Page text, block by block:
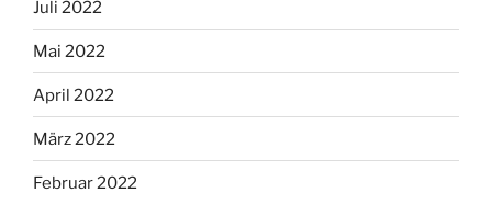
Juli 2022
Mai 2022
April 2022
März 2022
Februar 2022